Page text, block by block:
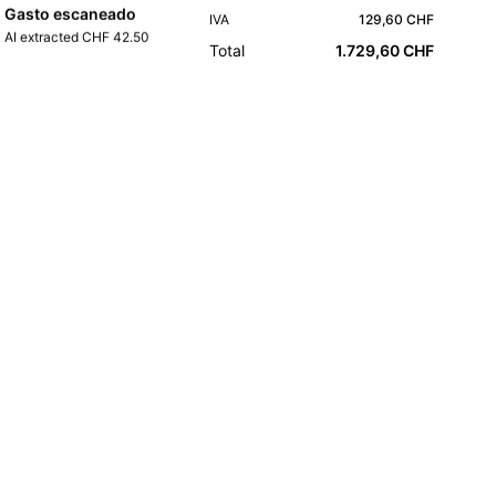
IVA 129,60 CHF
Total 1.729,60 CHF
Gasto escaneado
AI extracted CHF 42.50